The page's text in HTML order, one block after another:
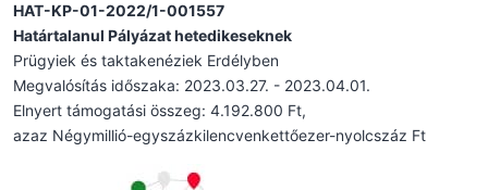
HAT-KP-01-2022/1-001557
Határtalanul Pályázat hetedikeseknek
Prügyiek és taktakenéziek Erdélyben
Megvalósítás időszaka: 2023.03.27. - 2023.04.01.
Elnyert támogatási összeg: 4.192.800 Ft,
azaz Négymillió-egyszázkilencvenkettőezer-nyolcszáz Ft